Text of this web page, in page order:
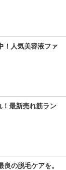
！人気美容液ファ
！最新売れ筋ラン
良の脱毛ケアを。